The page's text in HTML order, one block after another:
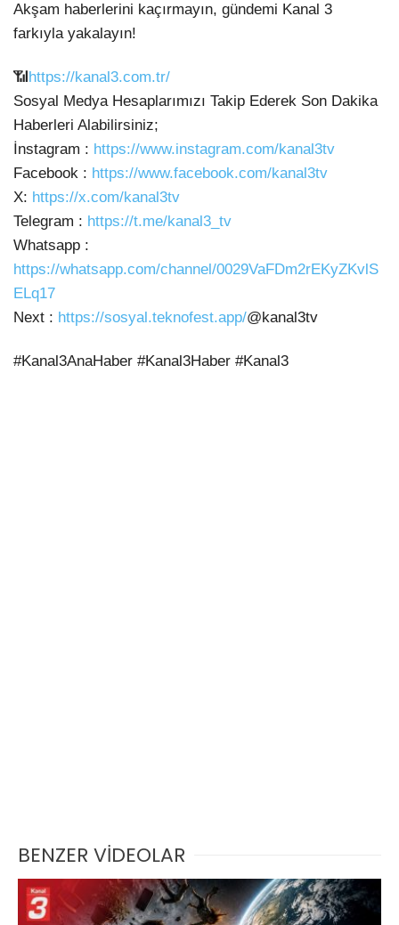
Akşam haberlerini kaçırmayın, gündemi Kanal 3
farkıyla yakalayın!
📶 https://kanal3.com.tr/
Sosyal Medya Hesaplarımızı Takip Ederek Son Dakika
Haberleri Alabilirsiniz;
İnstagram : https://www.instagram.com/kanal3tv
Facebook : https://www.facebook.com/kanal3tv
X: https://x.com/kanal3tv
Telegram : https://t.me/kanal3_tv
Whatsapp :
https://whatsapp.com/channel/0029VaFDm2rEKyZKvlS
ELq17
Next : https://sosyal.teknofest.app/@kanal3tv
#Kanal3AnaHaber #Kanal3Haber #Kanal3
BENZER VİDEOLAR